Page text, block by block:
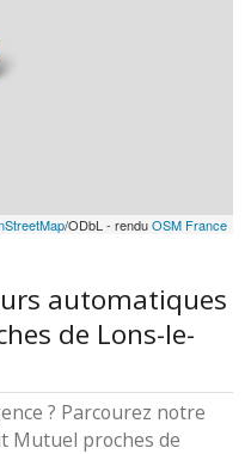
/ODbL - renduOSM France
automatiques
de Lons-le-
? Parcourez notre
Mutuel proches de